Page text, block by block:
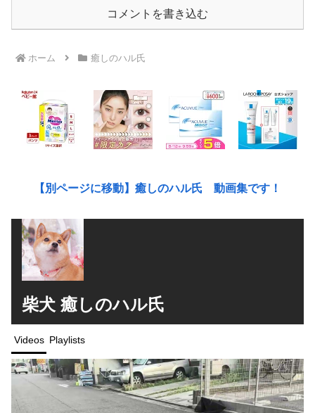
コメントを書き込む
ホーム 癒しのハル氏
【別ページに移動】癒しのハル氏 動画集です！
柴犬 癒しのハル氏
Videos Playlists